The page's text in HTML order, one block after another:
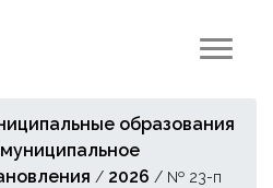
образования
/ 2026 / № 23-п